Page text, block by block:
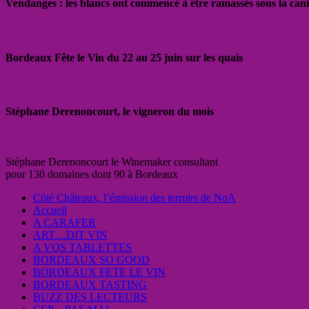
Vendanges : les blancs ont commencé à être ramassés sous la
Bordeaux Fête le Vin du 22 au 25 juin sur les quais
Stéphane Derenoncourt, le vigneron du mois
Stéphane Derenoncourt le Winemaker consultant
pour 130 domaines dont 90 à Bordeaux
Côté Châteaux, l’émission des terroirs de NoA
Accueil
A CARAFER
ART…DIT VIN
A VOS TABLETTES
BORDEAUX SO GOOD
BORDEAUX FETE LE VIN
BORDEAUX TASTING
BUZZ DES LECTEURS